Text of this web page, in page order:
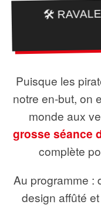
🛠️
Puisque les
notre en-but, on
monde aux
grosse séance
complète
Au programme :
design affûté